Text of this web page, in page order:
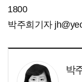
1800
박주희기자
박